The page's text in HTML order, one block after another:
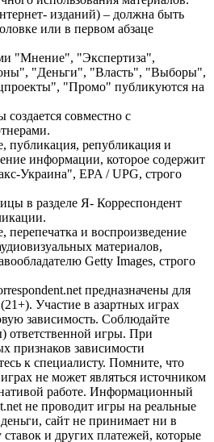
изданий) – должна быть
или в первом абзаце
"Мнение", "Экспертиза",
"Деньги", "Власть", "Выборы",
"Промо" публикуются на
совместно с
публикация, републикация и
информации, которое содержит
Украина", EPA / UPG, строго
в разделе Я- Корреспондент
и воспроизведение
материалов,
Getty Images, строго
предназначены для
Участие в азартных играх
зависимость. Соблюдайте
ответственной игры. При
признаков зависимости
к специалисту. Помните, что
не может являться источником
работе. Информационный
не проводит игры на реальные
сайт не принимает ни в
и других платежей, которые